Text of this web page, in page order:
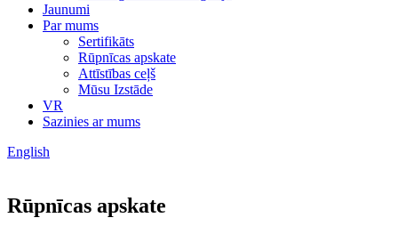
Jaunumi
Par mums
Sertifikāts
Rūpnīcas apskate
Attīstības ceļš
Mūsu Izstāde
VR
Sazinies ar mums
English
Rūpnīcas apskate